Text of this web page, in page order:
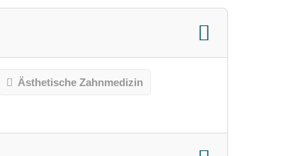
Ästhetische Zahnmedizin